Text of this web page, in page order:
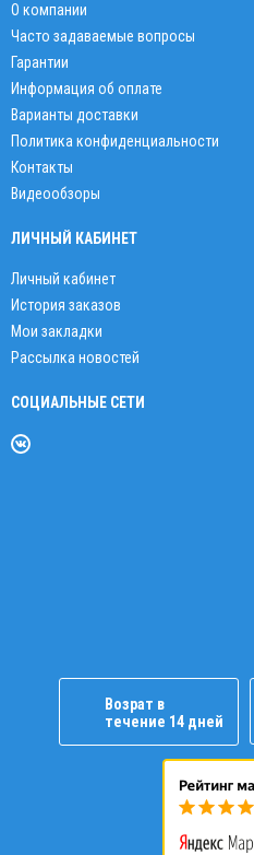
О компании
Часто задаваемые вопросы
Гарантии
Информация об оплате
Варианты доставки
Политика конфиденциальности
Контакты
Видеообзоры
ЛИЧНЫЙ КАБИНЕТ
Личный кабинет
История заказов
Мои закладки
Рассылка новостей
СОЦИАЛЬНЫЕ СЕТИ
Возрат в
течение 14 дней